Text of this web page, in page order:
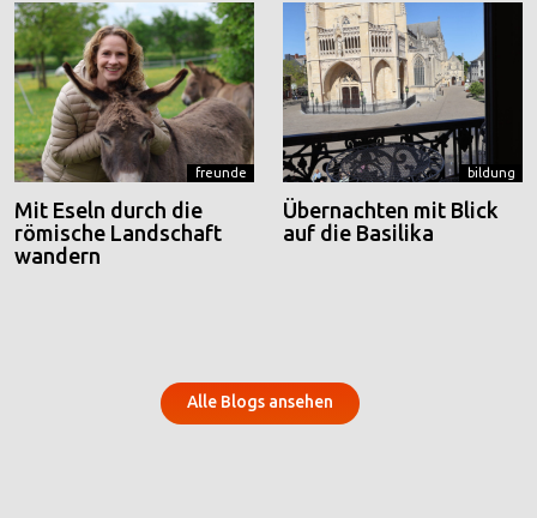
freunde
Mit Eseln durch die
römische Landschaft
wandern
bildung
Übernachten mit Blick
auf die Basilika
Alle Blogs ansehen